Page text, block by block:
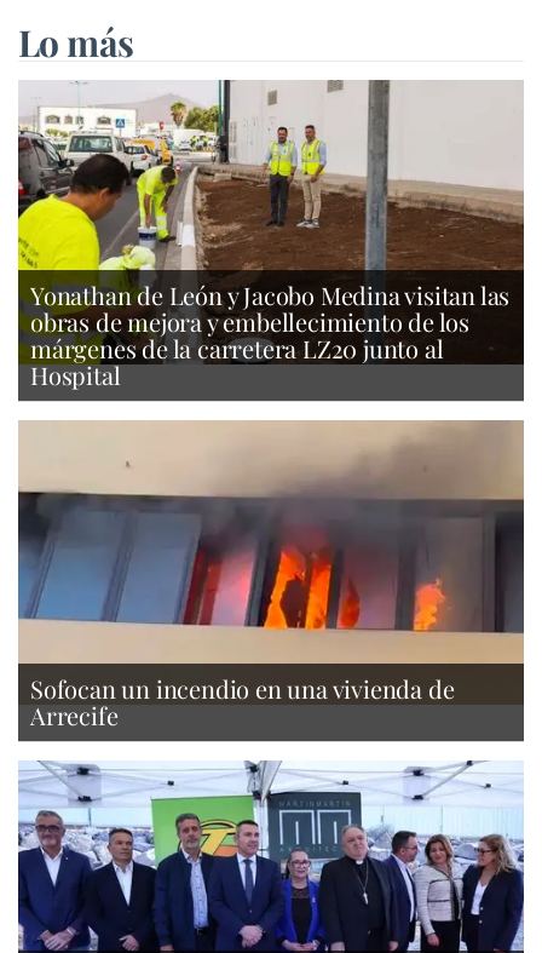
Lo más
Yonathan de León y Jacobo Medina visitan las
obras de mejora y embellecimiento de los
márgenes de la carretera LZ20 junto al
Hospital
Sofocan un incendio en una vivienda de
Arrecife